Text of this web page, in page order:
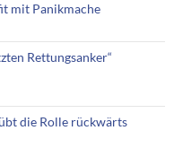
mit Panikmache
Rettungsanker“
die Rolle rückwärts